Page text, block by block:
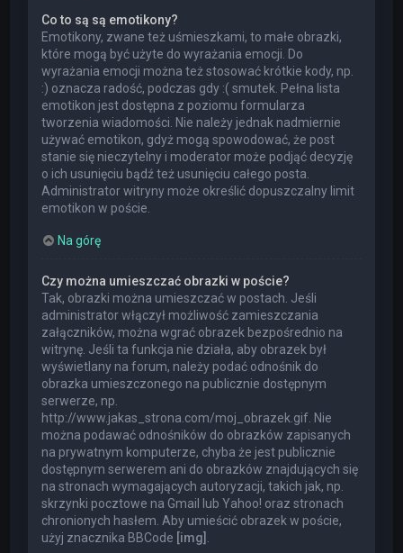
Co to są są emotikony?
Emotikony, zwane też uśmieszkami, to małe obrazki,
które mogą być użyte do wyrażania emocji. Do
wyrażania emocji można też stosować krótkie kody, np.
:) oznacza radość, podczas gdy :( smutek. Pełna lista
emotikon jest dostępna z poziomu formularza
tworzenia wiadomości. Nie należy jednak nadmiernie
używać emotikon, gdyż mogą spowodować, że post
stanie się nieczytelny i moderator może podjąć decyzję
o ich usunięciu bądź też usunięciu całego posta.
Administrator witryny może określić dopuszczalny limit
emotikon w poście.
Na górę
Czy można umieszczać obrazki w poście?
Tak, obrazki można umieszczać w postach. Jeśli
administrator włączył możliwość zamieszczania
załączników, można wgrać obrazek bezpośrednio na
witrynę. Jeśli ta funkcja nie działa, aby obrazek był
wyświetlany na forum, należy podać odnośnik do
obrazka umieszczonego na publicznie dostępnym
serwerze, np.
http://www.jakas_strona.com/moj_obrazek.gif. Nie
można podawać odnośników do obrazków zapisanych
na prywatnym komputerze, chyba że jest publicznie
dostępnym serwerem ani do obrazków znajdujących się
na stronach wymagających autoryzacji, takich jak, np.
skrzynki pocztowe na Gmail lub Yahoo! oraz stronach
chronionych hasłem. Aby umieścić obrazek w poście,
użyj znacznika BBCode [img] .